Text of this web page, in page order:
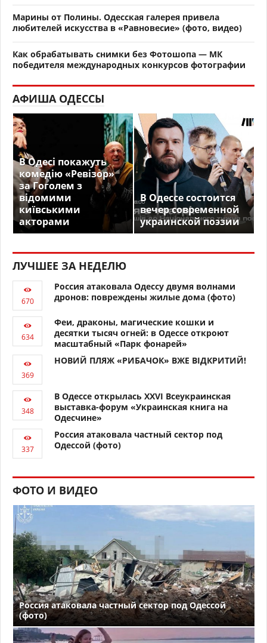
Марины от Полины. Одесская галерея привела
любителей искусства в «Равновесие» (фото, видео)
Как обрабатывать снимки без Фотошопа — МК
победителя международных конкурсов фотографии
АФИША ОДЕССЫ
В Одесі покажуть
комедію «Ревізор»
за Гоголем з
відомими
київськими
акторами
В Одессе состоится
вечер современной
украинской поэзии
ЛУЧШЕЕ ЗА НЕДЕЛЮ
Россия атаковала Одессу двумя волнами
дронов: повреждены жилые дома (фото)
Феи, драконы, магические кошки и
десятки тысяч огней: в Одессе откроют
масштабный «Парк фонарей»
НОВИЙ ПЛЯЖ «РИБАЧОК» ВЖЕ ВІДКРИТИЙ!
В Одессе открылась XXVI Всеукраинская
выставка-форум «Украинская книга на
Одесчине»
Россия атаковала частный сектор под
Одессой (фото)
ФОТО И ВИДЕО
Россия атаковала частный сектор под Одессой
(фото)